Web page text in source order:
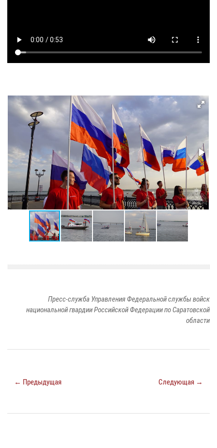
Пресс-служба Управления Федеральной службы войск
национальной гвардии Российской Федерации по Саратовской
области
← Предыдущая Следующая →